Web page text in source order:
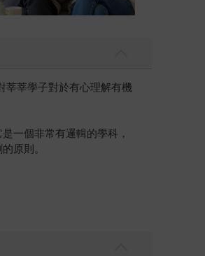
莘莘學子對於有心理解有機
一個非常有邏輯的學科，
原則。